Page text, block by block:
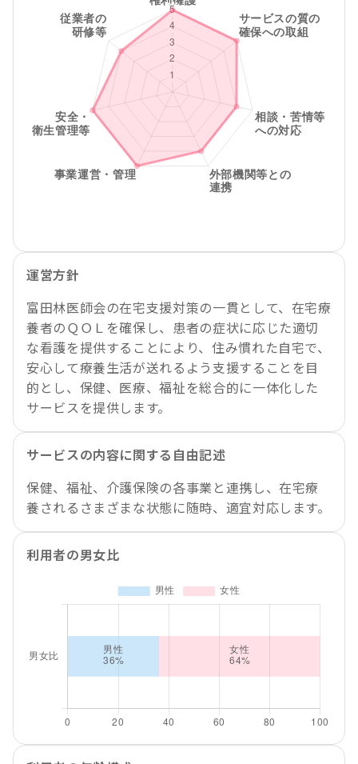
運営方針
富田林医師会の在宅支援対策の一貫として、在宅療
養者のＱＯＬを確保し、患者の症状に応じた適切
な看護を提供することにより、住み慣れた自宅で、
安心して療養生活が送れるよう支援することを目
的とし、保健、医療、福祉を総合的に一体化した
サービスを提供します。
サービスの内容に関する自由記述
保健、福祉、介護保険の各事業と連携し、在宅療
養されるさまざまな状態に随時、適宜対応します。
利用者の男女比